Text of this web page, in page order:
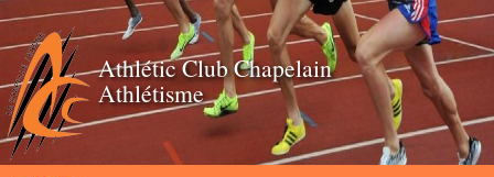
Athlétic Club Chapelain
Athlétisme